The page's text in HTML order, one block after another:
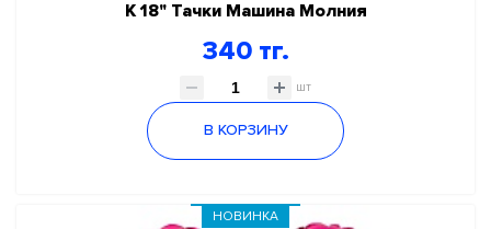
К 18" Тачки Машина Молния
340 тг.
шт
В КОРЗИНУ
НОВИНКА